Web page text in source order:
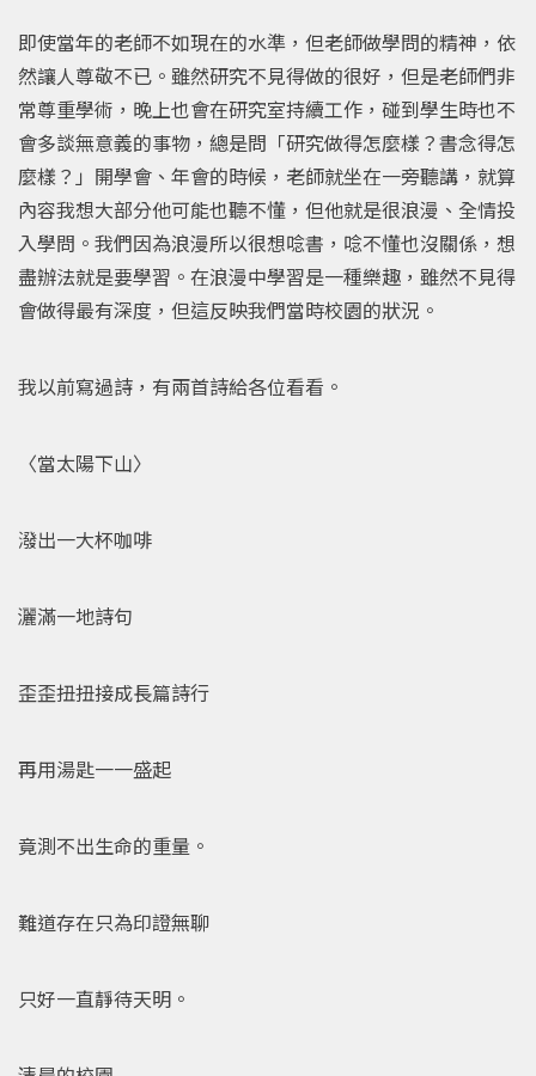
即使當年的老師不如現在的水準，但老師做學問的精神，依
然讓人尊敬不已。雖然研究不見得做的很好，但是老師們非
常尊重學術，晚上也會在研究室持續工作，碰到學生時也不
會多談無意義的事物，總是問「研究做得怎麼樣？書念得怎
麼樣？」開學會、年會的時候，老師就坐在一旁聽講，就算
內容我想大部分他可能也聽不懂，但他就是很浪漫、全情投
入學問。我們因為浪漫所以很想唸書，唸不懂也沒關係，想
盡辦法就是要學習。在浪漫中學習是一種樂趣，雖然不見得
會做得最有深度，但這反映我們當時校園的狀況。
我以前寫過詩，有兩首詩給各位看看。
〈當太陽下山〉
潑出一大杯咖啡
灑滿一地詩句
歪歪扭扭接成長篇詩行
再用湯匙一一盛起
竟測不出生命的重量。
難道存在只為印證無聊
只好一直靜待天明。